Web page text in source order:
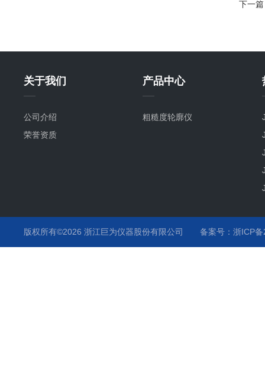
下一
关于我们
公司介绍
荣誉资质
产品中心
粗糙度轮廓仪
版权所有©2026 浙江巨为仪器股份有限公司 备案号：浙ICP